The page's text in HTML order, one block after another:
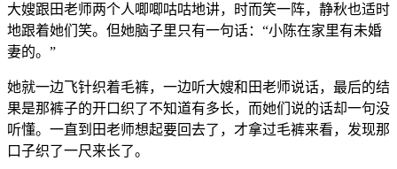
大嫂跟田老师两个人唧唧咕咕地讲，时而笑一阵，静秋也适时
地跟着她们笑。但她脑子里只有一句话：“小陈在家里有未婚
妻的。”
她就一边飞针织着毛裤，一边听大嫂和田老师说话，最后的结
果是那裤子的开口织了不知道有多长，而她们说的话却一句没
听懂。一直到田老师想起要回去了，才拿过毛裤来看，发现那
口子织了一尺来长了。